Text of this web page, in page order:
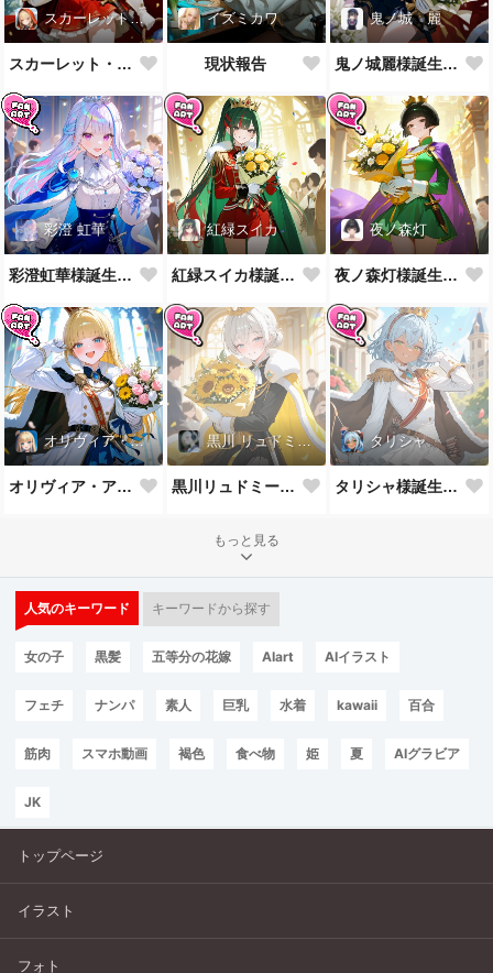
スカーレット・レイベル
スカーレット・レイベル様誕生祝！
イズミカワ
現状報告
鬼ノ城 麗
鬼ノ城麗様誕生祝！
彩澄 虹華
彩澄虹華様誕生祝！
紅緑スイカ
紅緑スイカ様誕生祝！
夜ノ森灯
夜ノ森灯様誕生祝！
オリヴィア・アストリー
オリヴィア・アストリー様誕生祝！
黒川 リュドミーラ
黒川リュドミーラ様誕生祝！
タリシャ
タリシャ様誕生祝！
もっと見る
人気のキーワード キーワードから探す
女の子 黒髪 五等分の花嫁 AIart AIイラスト
フェチ ナンパ 素人 巨乳 水着 kawaii 百合
筋肉 スマホ動画 褐色 食べ物 姫 夏 AIグラビア
JK
トップページ
イラスト
フォト